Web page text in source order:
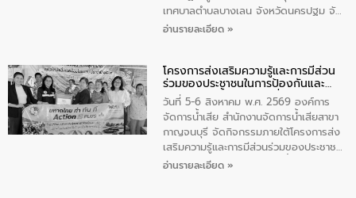
5 คน ร่วมทำกิจกรรม ทำความสะอาด
ชายหาดและแหล่งท่องเที่ยว ณ บริเวณ
เทศบาลตำบลบางเลน จังหวัดนครปฐม จัด
กิจกรรมภายใต้โครงการส่งเสริมความรู้และ
นโยบาย “มหาดไทย ทำ ทัน ที Action 5
PLUS” โดยจัดอบรมให้ความรู้แก่ประชาชน
และนักเรียน เพื่อส่งเสริมความรู้ด้านการ
จัดการน้ำเสียและสร้างจิตสำนึกในการ
อนุรักษ์สิ่งแวดล้อม ในหัวข้อ “น้ำเสียชุมชน
และการบำบัดน้ำเสียเบื้องต้น” โดยให้ความรู้
เกี่ยวกับสาเหตุและผลกระทบของน้ำเสีย
อ่านรายละเอียด »
โครงการส่งเสริมความรู้และการมีส่วน
ร่วมของประชาชนในการป้องกันและ
แก้ไขปัญหาน้ำเสียอย่างยั่งยืน
วันที่ 5-6 สิงหาคม พ.ศ. 2569 องค์การ
จัดการน้ำเสีย สำนักงานจัดการน้ำเสียสาขา
กาญจนบุรี จัดกิจกรรมภายใต้โครงการส่ง
เสริมความรู้และการมีส่วนร่วมของประชาชน
ในการป้องกันและแก้ไขปัญหาน้ำเสียอย่าง
อ่านรายละเอียด »